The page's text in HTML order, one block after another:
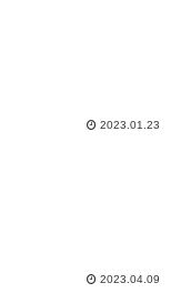
2023.01.23
2023.04.09